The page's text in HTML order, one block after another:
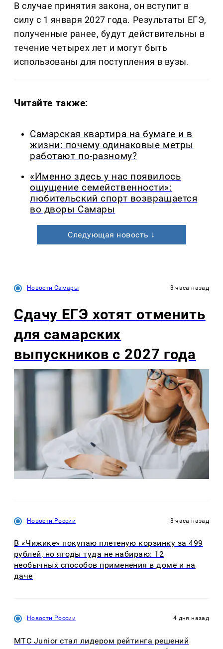
В случае принятия закона, он вступит в
силу с 1 января 2027 года. Результаты ЕГЭ,
полученные ранее, будут действительны в
течение четырех лет и могут быть
использованы для поступления в вузы.
Читайте также:
Самарская квартира на бумаге и в
жизни: почему одинаковые метры
работают по-разному?
«Именно здесь у нас появилось
ощущение семейственности»:
любительский спорт возвращается
во дворы Самары
Следующая новость ↓
Новости Самары 3 часа назад
Сдачу ЕГЭ хотят отменить
для самарских
выпускников с 2027 года
Новости России 3 часа назад
В «Чижике» покупаю плетеную корзинку за 499
рублей, но ягоды туда не набираю: 12
необычных способов применения в доме и на
даче
Новости России 4 дня назад
МТС Junior стал лидером рейтинга решений